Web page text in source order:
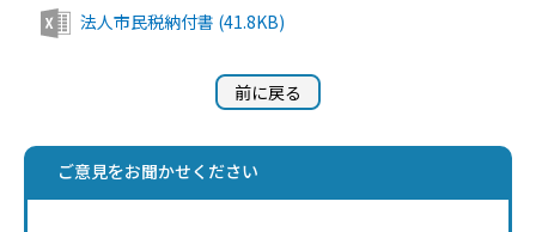
法人市民税納付書 (41.8KB)
前に戻る
ご意見をお聞かせください